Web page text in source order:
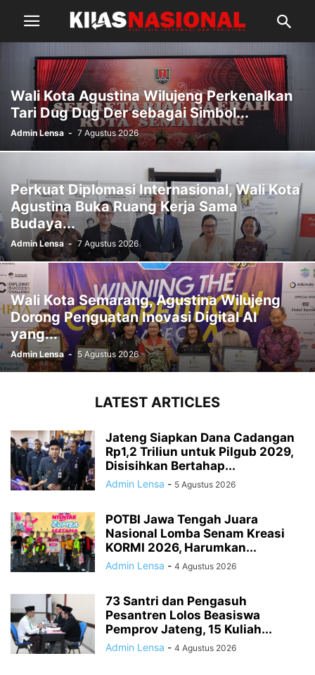
Wali Kota Agustina Wilujeng Perkenalkan
Tari Dug Dug Der sebagai Simbol...
Admin Lensa - 7 Agustus 2026
Perkuat Diplomasi Internasional, Wali Kota
Agustina Buka Ruang Kerja Sama
Budaya...
Admin Lensa - 7 Agustus 2026
Wali Kota Semarang, Agustina Wilujeng
Dorong Penguatan Inovasi Digital AI
yang...
Admin Lensa - 5 Agustus 2026
LATEST ARTICLES
Jateng Siapkan Dana Cadangan
Rp1,2 Triliun untuk Pilgub 2029,
Disisihkan Bertahap...
Admin Lensa - 5 Agustus 2026
POTBI Jawa Tengah Juara
Nasional Lomba Senam Kreasi
KORMI 2026, Harumkan...
Admin Lensa - 4 Agustus 2026
73 Santri dan Pengasuh
Pesantren Lolos Beasiswa
Pemprov Jateng, 15 Kuliah...
Admin Lensa - 4 Agustus 2026